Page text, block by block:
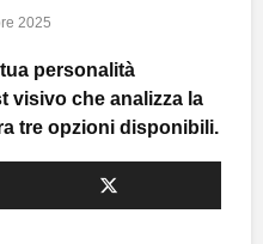
2025
personalità
visivo che analizza la
tre opzioni disponibili.